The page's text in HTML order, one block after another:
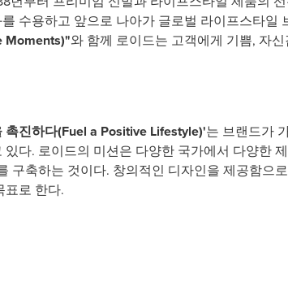
수용하고 앞으로 나아가 글로벌 라이프스타일
Moments)"와 함께 로이드는 고객에게 기쁨, 자
진하다(Fuel a Positive Lifestyle)'는 브랜드가
다. 로이드의 미션은 다양한 국가에서 다양한
구축하는 것이다. 창의적인 디자인을 제공함으
표로 한다.